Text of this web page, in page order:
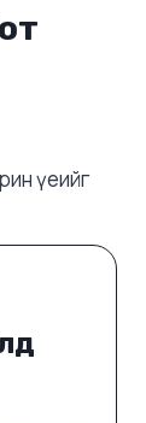
үеийг